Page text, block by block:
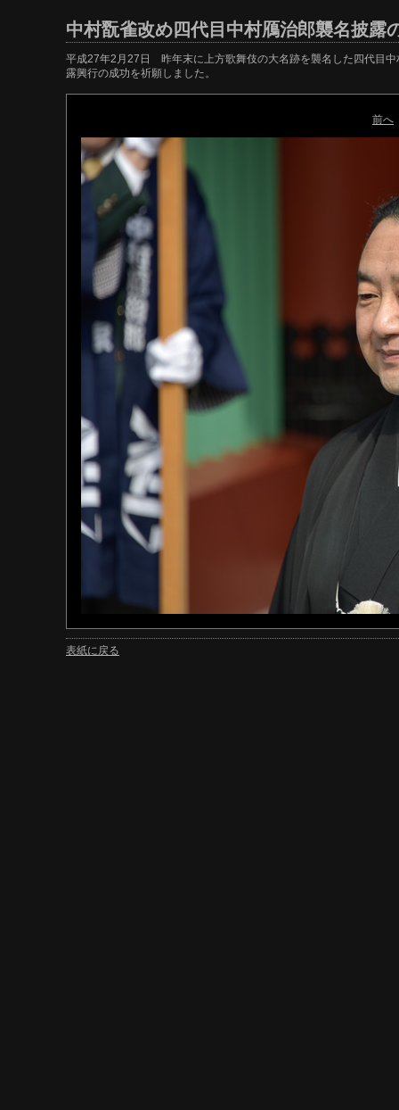
中村翫雀改め四代目中村鴈治郎襲名披露
平成27年2月27日 昨年末に上方歌舞伎の大名跡を襲名した四代目
露興行の成功を祈願しました。
前へ
表紙に戻る